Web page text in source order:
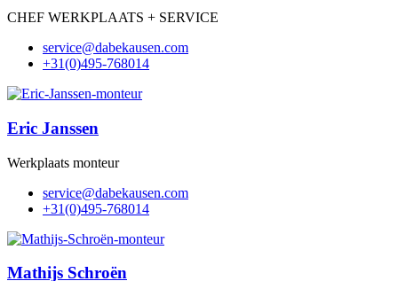
CHEF WERKPLAATS + SERVICE
moc.nesuakebad
@ecivres
+31(0)495-768014
Eric Janssen
Werkplaats monteur
moc.nesuakebad
@ecivres
+31(0)495-768014
Mathijs Schroën